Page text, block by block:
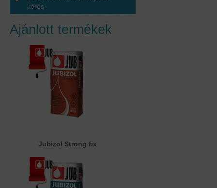
kérés
Ajánlott termékek
Jubizol Strong fix